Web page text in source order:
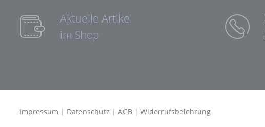
Aktuelle Artikel
im Shop
Impressum | Datenschutz | AGB| Widerrufsbelehrung